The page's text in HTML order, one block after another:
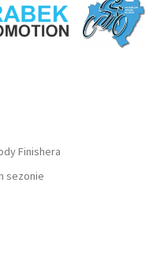
Finishera
sezonie